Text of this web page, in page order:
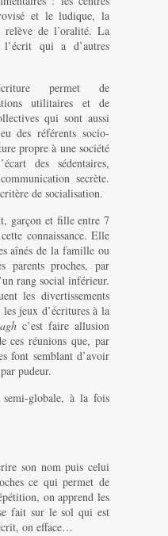
et le ludique, la
relève de l’oralité. La
qui a d’autres
permet de
utilitaires et de
qui sont aussi
des référents socio-
propre à une société
des sédentaires,
secrète.
de socialisation.
garçon et fille entre 7
connaissance. Elle
aînés de la famille ou
parents proches, par
rang social inférieur.
les divertissements
jeux d’écritures à la
c’est faire allusion
ces réunions que, par
font semblant d’avoir
pudeur.
globale, à la fois
son nom puis celui
ce qui permet de
on apprend les
fait sur le sol qui est
on efface…